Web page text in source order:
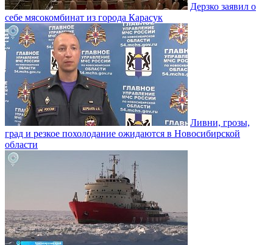
Дерзко заявил о
себе мясокомбинат из города Карасук
Ливни, грозы,
град и резкое похолодание ожидаются в Новосибирской
области